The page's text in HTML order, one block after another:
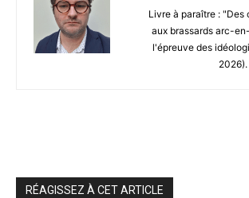
Livre à paraître : "Des
aux brassards arc-
l'épreuve des
2026).
RÉAGISSEZ À CET ARTICLE